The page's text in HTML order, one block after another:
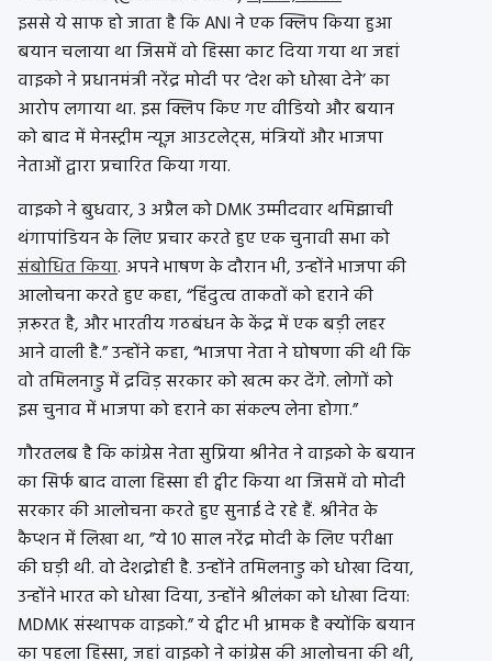
इससे ये साफ हो जाता है कि ANI ने एक क्लिप किया हुआ
बयान चलाया था जिसमें वो हिस्सा काट दिया गया था जहां
वाइको ने प्रधानमंत्री नरेंद्र मोदी पर ‘देश को धोखा देने’ का
आरोप लगाया था. इस क्लिप किए गए वीडियो और बयान
को बाद में मेनस्ट्रीम न्यूज़ आउटलेट्स, मंत्रियों और भाजपा
नेताओं द्वारा प्रचारित किया गया.
वाइको ने बुधवार, 3 अप्रैल को DMK उम्मीदवार थमिझाची
थंगापांडियन के लिए प्रचार करते हुए एक चुनावी सभा को
संबोधित किया. अपने भाषण के दौरान भी, उन्होंने भाजपा की
आलोचना करते हुए कहा, “हिंदुत्व ताकतों को हराने की
ज़रूरत है, और भारतीय गठबंधन के केंद्र में एक बड़ी लहर
आने वाली है.” उन्होंने कहा, “भाजपा नेता ने घोषणा की थी कि
वो तमिलनाडु में द्रविड़ सरकार को खत्म कर देंगे. लोगों को
इस चुनाव में भाजपा को हराने का संकल्प लेना होगा.”
गौरतलब है कि कांग्रेस नेता सुप्रिया श्रीनेत ने वाइको के बयान
का सिर्फ बाद वाला हिस्सा ही ट्वीट किया था जिसमें वो मोदी
सरकार की आलोचना करते हुए सुनाई दे रहे हैं. श्रीनेत के
कैप्शन में लिखा था, ”ये 10 साल नरेंद्र मोदी के लिए परीक्षा
की घड़ी थी. वो देशद्रोही है. उन्होंने तमिलनाडु को धोखा दिया,
उन्होंने भारत को धोखा दिया, उन्होंने श्रीलंका को धोखा दिया:
MDMK संस्थापक वाइको.” ये ट्वीट भी भ्रामक है क्योंकि बयान
का पहला हिस्सा, जहां वाइको ने कांग्रेस की आलोचना की थी,